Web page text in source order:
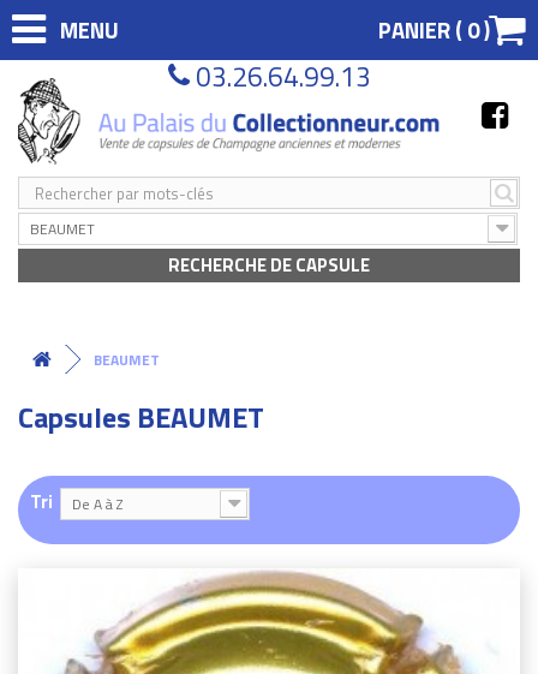
MENU PANIER (0)
03.26.64.99.13
BEAUMET
RECHERCHE DE CAPSULE
BEAUMET
Capsules BEAUMET
Tri De A à Z